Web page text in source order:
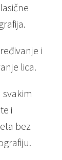
i
lica.
i
bez